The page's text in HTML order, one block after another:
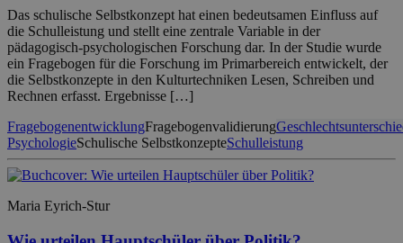
Das schulische Selbstkonzept hat einen bedeutsamen Einfluss auf
die Schulleistung und stellt eine zentrale Variable in der
pädagogisch-psychologischen Forschung dar. In der Studie wurde
ein Fragebogen für die Forschung im Primarbereich entwickelt, der
die Selbstkonzepte in den Kulturtechniken Lesen, Schreiben und
Rechnen erfasst. Ergebnisse […]
FragebogenentwicklungFragebogenvalidierung
PsychologieSchulische SelbstkonzepteSchulleistung
Maria Eyrich-Stur